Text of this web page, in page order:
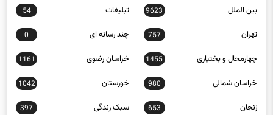
بین الملل 9623 تبلیغات 54
تهران 757 چند رسانه ای 0
چهارمحال و بختیاری 1455 خراسان رضوی 1161
خراسان شمالی 980 خوزستان 1042
زنجان 653 سبک زندگی 397